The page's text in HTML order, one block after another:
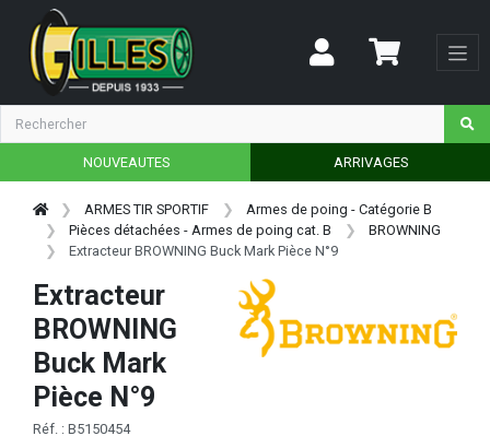
NOUVEAUTES ARRIVAGES
ARMES TIR SPORTIF
Armes de poing - Catégorie B
Pièces détachées - Armes de poing cat. B
BROWNING
Extracteur BROWNING Buck Mark Pièce N°9
Extracteur
BROWNING
Buck Mark
Pièce N°9
Réf. : B5150454